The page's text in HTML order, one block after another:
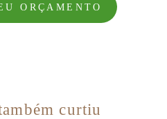
ORÇAMENTO
curtiu